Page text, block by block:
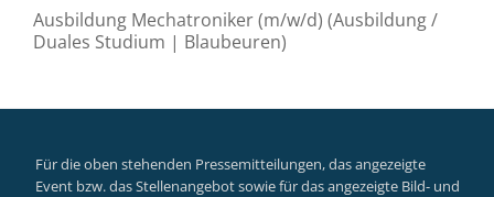
Ausbildung Mechatroniker (m/w/d) (Ausbildung /
Duales Studium | Blaubeuren)
Für die oben stehenden Pressemitteilungen, das angezeigte
Event bzw. das Stellenangebot sowie für das angezeigte Bild- und